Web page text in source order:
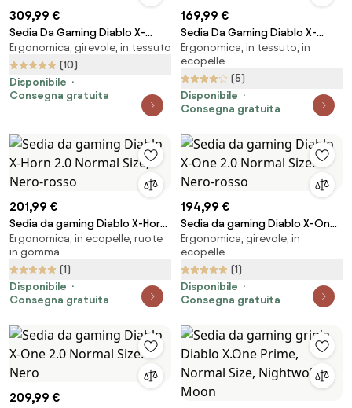
309,99 €
Sedia Da Gaming Diablo X-
Player 2.0 In Materiale King Size:
Bianco-Nero
Ergonomica, girevole, in tessuto
(10)
Disponibile
Consegna gratuita
169,99 €
Sedia Da Gaming Diablo X-
Gamer 2.0 Normal Size: Dark
obsidian
Ergonomica, in tessuto, in
ecopelle
(5)
Disponibile
Consegna gratuita
201,99 €
Sedia da gaming Diablo X-Horn
2.0 Normal Size, Nero-rosso
Ergonomica, in ecopelle, ruote
in gomma
(1)
Disponibile
Consegna gratuita
194,99 €
Sedia da gaming Diablo X-One
2.0 Normal Size: Nero-rosso
Ergonomica, girevole, in
ecopelle
(1)
Disponibile
Consegna gratuita
209,99 €